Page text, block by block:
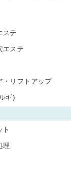
ステ
エステ
・リフトアップ
ギ)
ト
理